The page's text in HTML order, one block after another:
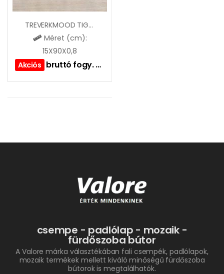
TREVERKMOOD TIGLIO
Méret (cm):
15X90X0,8
Akciós bruttó fogy. ár:
csempe - padlólap - mozaik -
fürdőszoba bútor
A Valore márka választékában fali csempék, padlólapok,
mozaik termékek mellett kiváló minőségű fürdőszoba
bútorok is megtalálhatók.